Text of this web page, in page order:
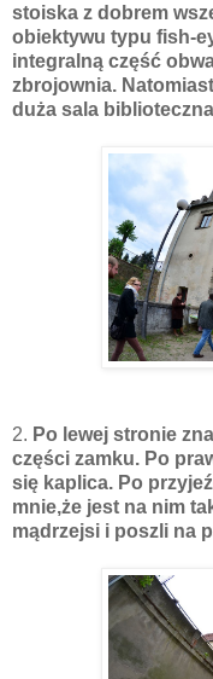
stoiska z dobrem
obiektywu typu fish-
integralną część
zbrojownia.
duża sala
2. Po lewej stronie
części zamku. Po
się kaplica. Po
mnie,że jest na nim
mądrzejsi i poszli na